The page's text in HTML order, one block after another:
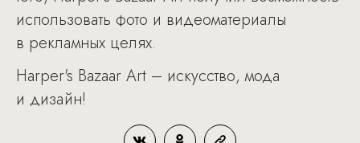
использовать фото и видеоматериалы
в рекламных целях.
Harper's Bazaar Art – искусство, мода
и дизайн!